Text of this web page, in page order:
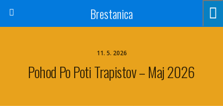
Brestanica
11. 5. 2026
Pohod Po Poti Trapistov – Maj 2026